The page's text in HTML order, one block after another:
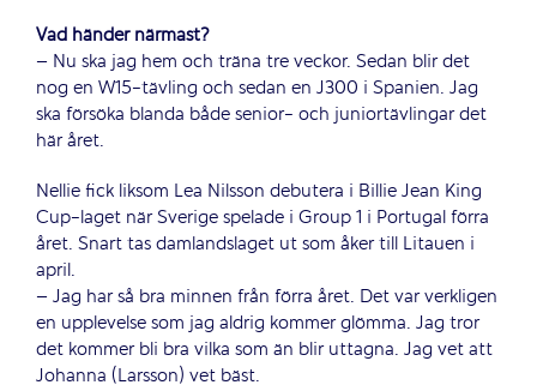
Vad händer närmast?
– Nu ska jag hem och träna tre veckor. Sedan blir det
nog en W15-tävling och sedan en J300 i Spanien. Jag
ska försöka blanda både senior- och juniortävlingar det
här året.
Nellie fick liksom Lea Nilsson debutera i Billie Jean King
Cup-laget när Sverige spelade i Group 1 i Portugal förra
året. Snart tas damlandslaget ut som åker till Litauen i
april.
– Jag har så bra minnen från förra året. Det var verkligen
en upplevelse som jag aldrig kommer glömma. Jag tror
det kommer bli bra vilka som än blir uttagna. Jag vet att
Johanna (Larsson) vet bäst.